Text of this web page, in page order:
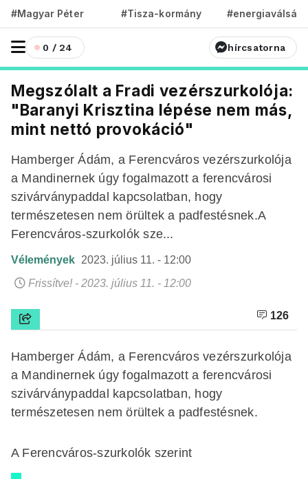
#Magyar Péter #Tisza-kormány #energiaválság
0 / 24 hírcsatorna
Megszólalt a Fradi vezérszurkolója:
"Baranyi Krisztina lépése nem más,
mint nettó provokáció"
Hamberger Ádám, a Ferencváros vezérszurkolója
a Mandinernek úgy fogalmazott a ferencvárosi
szivárványpaddal kapcsolatban, hogy
természetesen nem örültek a padfestésnek.A
Ferencváros-szurkolók sze...
Vélemények 2023. július 11. - 12:00
Frissítve! - 2023. július 11. - 12:00
126
Hamberger Ádám, a Ferencváros vezérszurkolója
a Mandinernek úgy fogalmazott a ferencvárosi
szivárványpaddal kapcsolatban, hogy
természetesen nem örültek a padfestésnek.
A Ferencváros-szurkolók szerint